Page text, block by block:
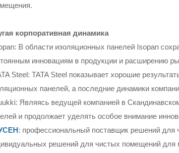
корпоративная динамика
В области изоляционных панелей Isopan
инновациям в продукции и расширению
Steel: TATA Steel показывает хорошие
панелей, а последние динамики
Являясь ведущей компанией в
и продолжает уделять особое внимание
: профессиональный поставщик решений
решений для чистых помещений для